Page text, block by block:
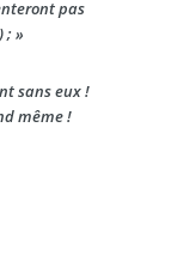
pas
; »
sans eux !
même !